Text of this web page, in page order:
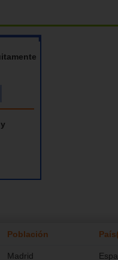
Población
Madrid